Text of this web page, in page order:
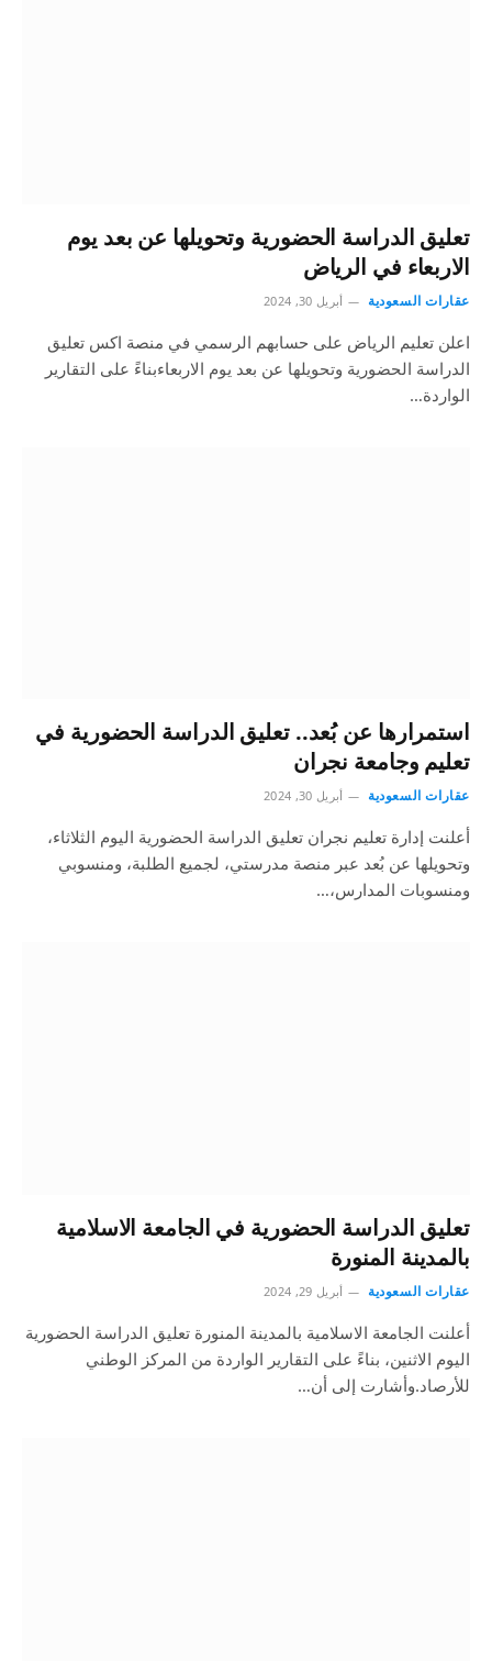
تعليق الدراسة الحضورية وتحويلها عن بعد يوم
الاربعاء في الرياض
عقارات السعودية أبريل 30, 2024
اعلن تعليم الرياض على حسابهم الرسمي في منصة اكس تعليق
الدراسة الحضورية وتحويلها عن بعد يوم الاربعاءبناءً على التقارير
الواردة…
استمرارها عن بُعد.. تعليق الدراسة الحضورية في
تعليم وجامعة نجران
عقارات السعودية أبريل 30, 2024
أعلنت إدارة تعليم نجران تعليق الدراسة الحضورية اليوم الثلاثاء،
وتحويلها عن بُعد عبر منصة مدرستي، لجميع الطلبة، ومنسوبي
ومنسوبات المدارس،…
تعليق الدراسة الحضورية في الجامعة الاسلامية
بالمدينة المنورة
عقارات السعودية أبريل 29, 2024
أعلنت الجامعة الاسلامية بالمدينة المنورة تعليق الدراسة الحضورية
اليوم الاثنين، بناءً على التقارير الواردة من المركز الوطني
للأرصاد.وأشارت إلى أن…